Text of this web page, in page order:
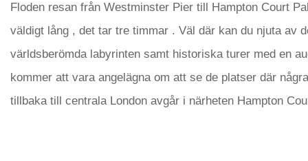
Floden resan från Westminster Pier till Hampton Court
väldigt lång , det tar tre timmar . Väl där kan du njuta av
världsberömda labyrinten samt historiska turer med en
kommer att vara angelägna om att se de platser där
tillbaka till centrala London avgår i närheten Hampton